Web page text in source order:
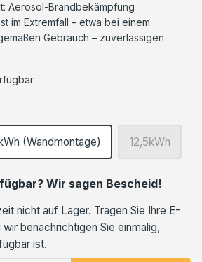
Aerosol-Brandbekämpfung
im Extremfall – etwa bei einem
Gebrauch – zuverlässigen
(Wandmontage) 12,5kWh
Wir sagen Bescheid!
nicht auf Lager. Tragen Sie Ihre E-
benachrichtigen Sie einmalig,
ist.